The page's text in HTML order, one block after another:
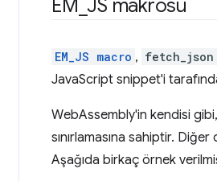
EM _JS makrosu
EM_JS macro , fetch_json
JavaScript snippet'i
WebAssembly'in kendisi
sınırlamasına sahiptir.
Aşağıda birkaç örnek